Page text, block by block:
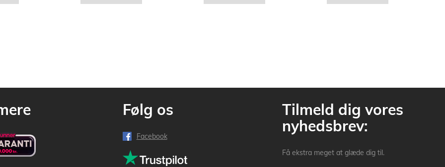
Følg os
Facebook
Tilmeld dig vores
nyhedsbrev:
Få ekstra meget at glæde dig til.